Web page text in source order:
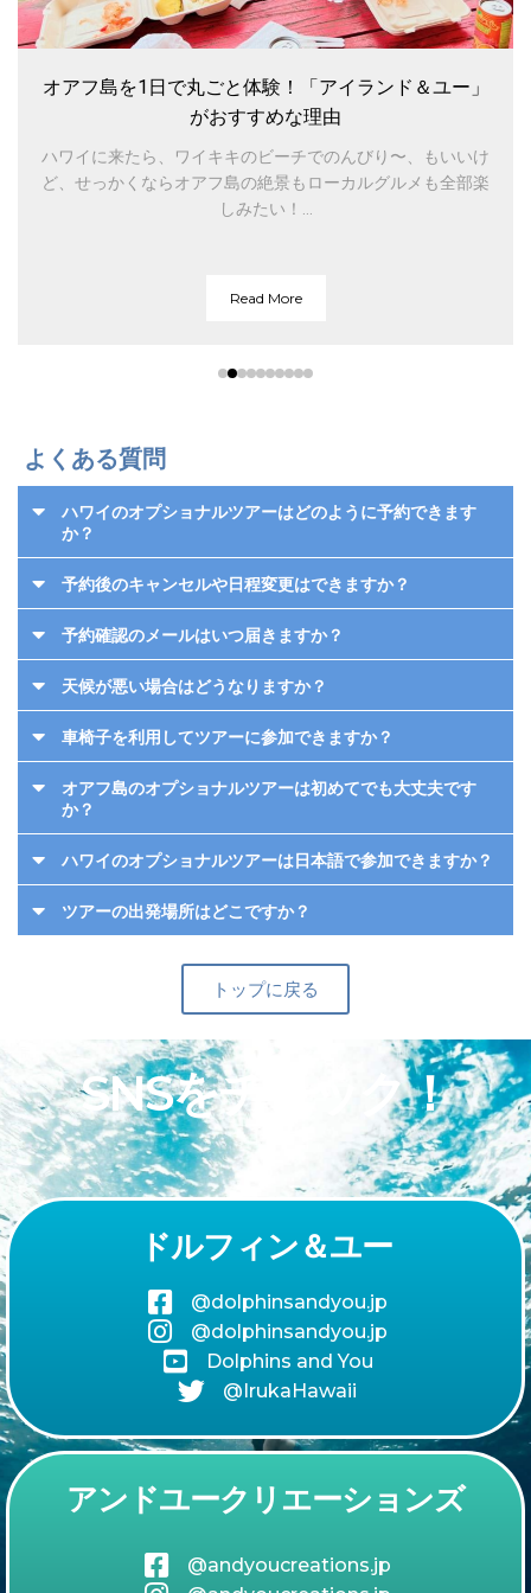
オアフ島を1日で丸ごと体験！「アイランド＆ユー」
がおすすめな理由
ハワイに来たら、ワイキキのビーチでのんびり〜、もいいけ
ど、せっかくならオアフ島の絶景もローカルグルメも全部楽
しみたい！...
Read More
よくある質問
ハワイのオプショナルツアーはどのように予約できます
か？
予約後のキャンセルや日程変更はできますか？
予約確認のメールはいつ届きますか？
天候が悪い場合はどうなりますか？
車椅子を利用してツアーに参加できますか？
オアフ島のオプショナルツアーは初めてでも大丈夫です
か？
ハワイのオプショナルツアーは日本語で参加できますか？
ツアーの出発場所はどこですか？
トップに戻る
SNSをチェック！
ドルフィン＆ユー
@dolphinsandyou.jp
@dolphinsandyou.jp
Dolphins and You
@IrukaHawaii
アンドユークリエーションズ
@andyoucreations.jp